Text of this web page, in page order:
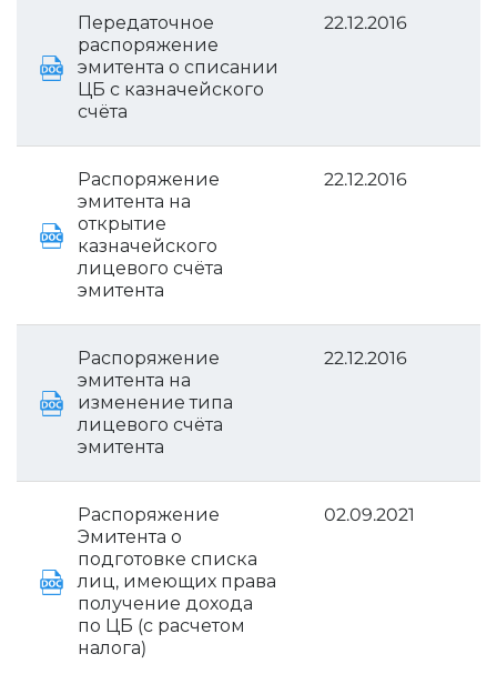
Передаточное
распоряжение
эмитента о списании
ЦБ с казначейского
счёта
22.12.2016
Распоряжение
эмитента на
открытие
казначейского
лицевого счёта
эмитента
22.12.2016
Распоряжение
эмитента на
изменение типа
лицевого счёта
эмитента
22.12.2016
Распоряжение
Эмитента о
подготовке списка
лиц, имеющих права
получение дохода
по ЦБ (с расчетом
налога)
02.09.2021